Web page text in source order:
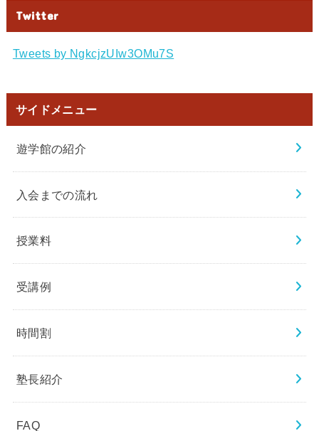
Twitter
Tweets by NgkcjzUIw3OMu7S
サイドメニュー
遊学館の紹介
入会までの流れ
授業料
受講例
時間割
塾長紹介
FAQ